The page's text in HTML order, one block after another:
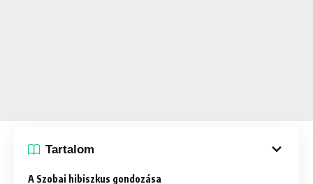
Tartalom
A Szobai hibiszkus gondozása